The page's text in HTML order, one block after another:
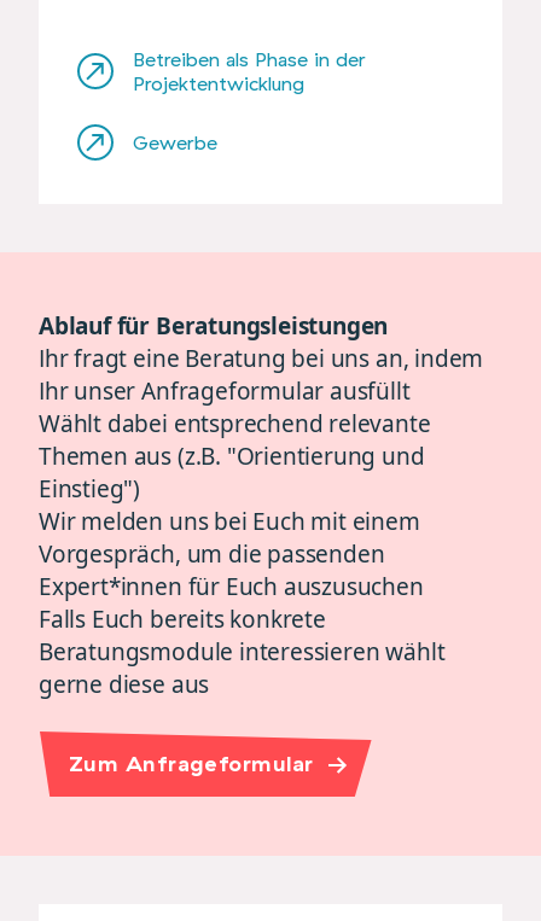
Betreiben als Phase in der
Projektentwicklung
Gewerbe
Ablauf für Beratungsleistungen
Ihr fragt eine Beratung bei uns an, indem
Ihr unser Anfrageformular ausfüllt
Wählt dabei entsprechend relevante
Themen aus (z.B. "Orientierung und
Einstieg")
Wir melden uns bei Euch mit einem
Vorgespräch, um die passenden
Expert*innen für Euch auszusuchen
Falls Euch bereits konkrete
Beratungsmodule interessieren wählt
gerne diese aus
Zum Anfrageformular